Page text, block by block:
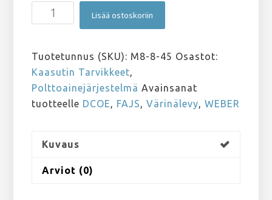
Värinänvaimennuslevyt
DCOE
määrä
Lisää ostoskoriin
Tuotetunnus (SKU): M8-8-45 Osastot:
Kaasutin Tarvikkeet,
Polttoainejärjestelmä Avainsanat
tuotteelle DCOE, FAJS,Värinälevy,WEBER
Kuvaus
Arviot (0)